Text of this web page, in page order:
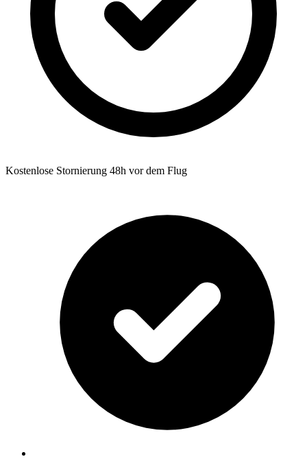
Kostenlose Stornierung 48h vor dem Flug